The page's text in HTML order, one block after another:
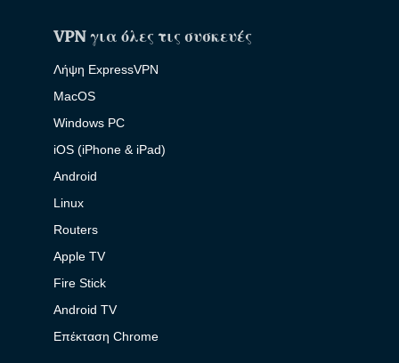
VPN για όλες τις συσκευές
Λήψη ExpressVPN
MacOS
Windows PC
iOS (iPhone & iPad)
Android
Linux
Routers
Apple TV
Fire Stick
Android TV
Επέκταση Chrome